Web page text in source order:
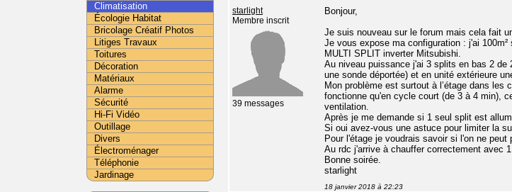
starlight
Membre inscrit
39 messages
Bonjour,
Je suis nouveau sur le forum mais cela fait
Je vous expose ma configuration : j'ai
MULTI SPLIT inverter Mitsubishi.
Au niveau puissance j'ai 3 splits en bas 2
une sonde déportée) et en unité extérieure
Mon problème est surtout à l’étage dans
fonctionne qu'en cycle court (de 3 à 4 min),
ventilation.
Après je me demande si 1 seul split est
Si oui avez-vous une astuce pour limiter la
Pour l'étage je voudrais savoir si l'on ne
Au rdc j'arrive à chauffer correctement avec
Bonne soirée.
starlight
18 janvier 2018 à 22:23
Climatisation
Écologie Habitat
Bricolage Créatif Photos
Litiges Travaux
Toitures
Décoration
Matériaux
Alarme
Sécurité
Hi-Fi Vidéo
Outillage
Divers
Électroménager
Téléphonie
Jardinage